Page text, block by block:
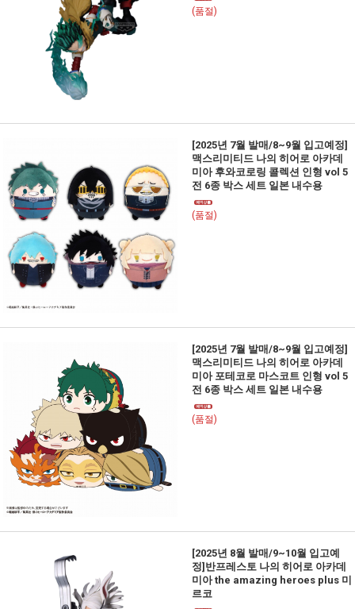
(품절)
[2025년 7월 발매/8~9월 입고예정]
맥스리미티드 나의 히어로 아카데
미아 후와코로링 콜렉션 인형 vol 5
전 6종 박스 세트 일본 내수용
(품절)
[2025년 7월 발매/8~9월 입고예정]
맥스리미티드 나의 히어로 아카데
미아 포테코로 마스코트 인형 vol 5
전 6종 박스 세트 일본 내수용
(품절)
[2025년 8월 발매/9~10월 입고예
정]반프레스토 나의 히어로 아카데
미아 the amazing heroes plus 미
르코